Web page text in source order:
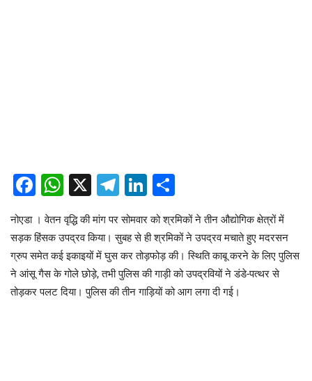
Facebook
WhatsApp
X Telegram
LinkedIn
नोएडा । वेतन वृद्धि की मांग पर सोमवार को श्रमिकों ने तीन औद्योगिक क्षेत्रों में
सड़क हिंसक उपद्रव किया। सुबह से ही श्रमिकों ने उपद्रव मचाते हुए मदरसन
ग्रुप समेत कई इकाइयों में घुस कर तोड़फोड़ की। स्थिति काबू करने के लिए पुलिस
ने आंसू गैस के गोले छोड़े, तभी पुलिस की गाड़ी को उपद्रवियों ने डंडे-पत्थर से
तोड़कर पलट दिया। पुलिस की तीन गाड़ियों को आग लगा दी गई।